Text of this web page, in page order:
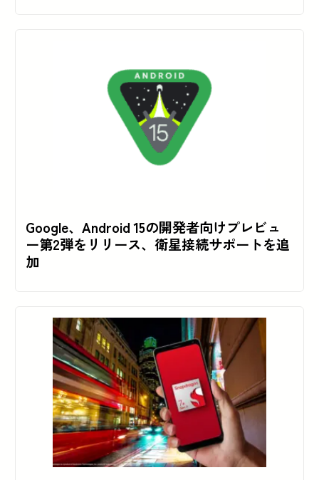
Google、Android 15の開発者向けプレビュ
ー第2弾をリリース、衛星接続サポートを追
加